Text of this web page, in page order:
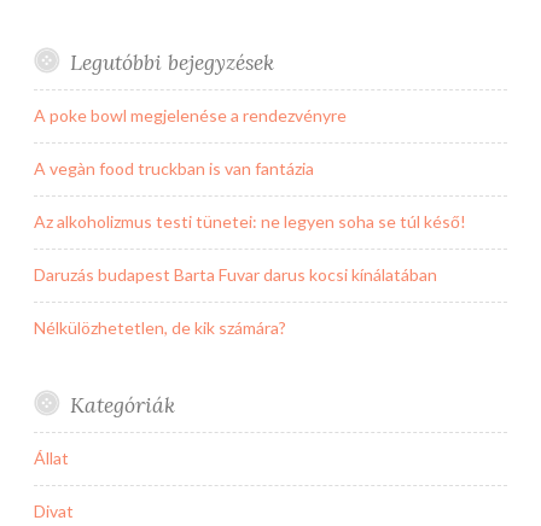
Legutóbbi bejegyzések
A poke bowl megjelenése a rendezvényre
A vegàn food truckban is van fantázia
Az alkoholizmus testi tünetei: ne legyen soha se túl késő!
Daruzás budapest Barta Fuvar darus kocsi kínálatában
Nélkülözhetetlen, de kik számára?
Kategóriák
Állat
Divat